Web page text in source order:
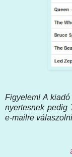
Figyelem! A
nyertesnek pedig
e-mailre